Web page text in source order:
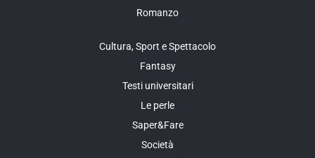
Romanzo
Cultura, Sport e Spettacolo
Fantasy
Testi universitari
Le perle
Saper&Fare
Società